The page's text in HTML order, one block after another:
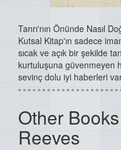
Tanrı'nın Önünde Nasıl
Kutsal Kitap'ın sadece
sıcak ve açık bir şekilde
kurtuluşuna güvenmeyen
sevinç dolu iyi haberleri
Other
Reeves